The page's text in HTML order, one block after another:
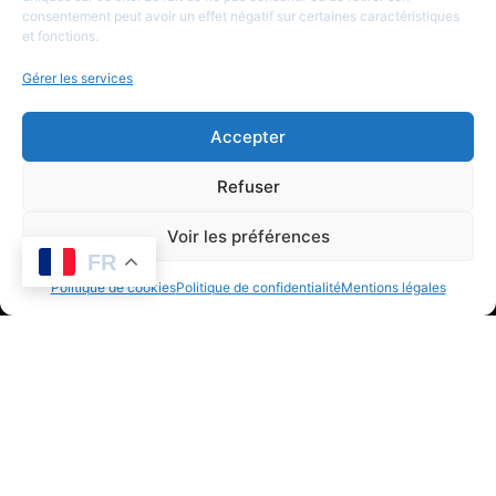
consentement peut avoir un effet négatif sur certaines caractéristiques
et fonctions.
Gérer les services
Accepter
Refuser
Voir les préférences
Politique de cookiesPolitique de confidentialitéMentions légales
Mentions
Politique de
confidentialité
monnaie
FR